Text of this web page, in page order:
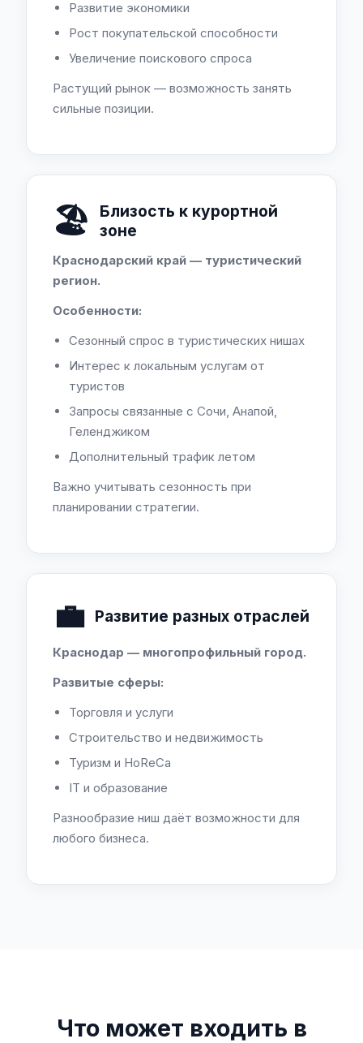
Развитие экономики
Рост покупательской способности
Увеличение поискового спроса
Растущий рынок — возможность занять
сильные позиции.
🏖️
Близость к курортной
зоне
Краснодарский край — туристический
регион.
Особенности:
Сезонный спрос в туристических нишах
Интерес к локальным услугам от
туристов
Запросы связанные с Сочи, Анапой,
Геленджиком
Дополнительный трафик летом
Важно учитывать сезонность при
планировании стратегии.
💼 Развитие разных отраслей
Краснодар — многопрофильный город.
Развитые сферы:
Торговля и услуги
Строительство и недвижимость
Туризм и HoReCa
IT и образование
Разнообразие ниш даёт возможности для
любого бизнеса.
Что может входить в